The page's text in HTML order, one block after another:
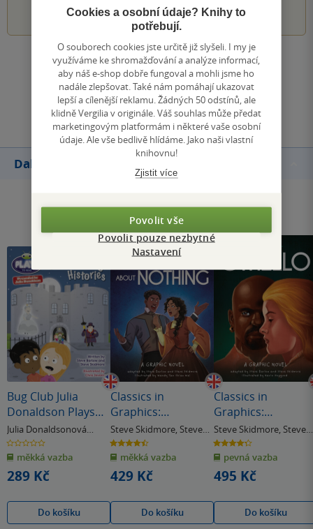
5
Zobrazit všechna hodnocení
Přidat hodnocení
Další knihy autora
Bug Club Julia
Donaldson Plays
Grey/3A-4C
Haunting Histories
Julia Donaldsonová
& další
0.0
z
5
hvězdiček
měkká vazba
289 Kč
Do košíku
Classics in
Graphics:
Shakespeare''s
Much Ado About
Nothing
Steve Skidmore, Steve
Barlow
4.5
z
5
hvězdiček
měkká vazba
429 Kč
Do košíku
Classics in
Graphics:
Shakespeare''s
Othello
Steve Skidmore, Steve
Barlow
4.3
z
5
hvězdiček
pevná vazba
495 Kč
Do košíku
Cookies a osobní údaje? Knihy to
potřebují.
O souborech cookies jste určitě již slyšeli. I my je
využíváme ke shromažďování a analýze informací,
aby náš e-shop dobře fungoval a mohli jsme ho
nadále zlepšovat. Také nám pomáhají ukazovat
lepší a cílenější reklamu. Žádných 50 odstínů, ale
klidně Vergilia v originále. Váš souhlas může předat
marketingovým platformám i některé vaše osobní
údaje. Ale vše bedlivě hlídáme. Jako naši vlastní
knihovnu!
Zjistit více
Povolit vše
Povolit pouze nezbytné
Nastavení